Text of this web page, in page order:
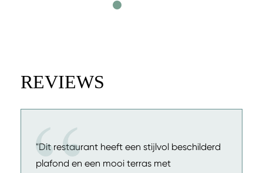
REVIEWS
"Dit restaurant heeft een stijlvol beschilderd
plafond en een mooi terras met